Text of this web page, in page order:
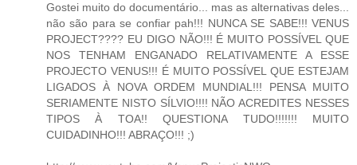
Gostei muito do documentário... mas as alternativas deles...
não são para se confiar pah!!! NUNCA SE SABE!!! VENUS
PROJECT???? EU DIGO NÃO!!! É MUITO POSSÍVEL QUE
NOS TENHAM ENGANADO RELATIVAMENTE A ESSE
PROJECTO VENUS!!! É MUITO POSSÍVEL QUE ESTEJAM
LIGADOS À NOVA ORDEM MUNDIAL!!! PENSA MUITO
SERIAMENTE NISTO SÍLVIO!!!! NÃO ACREDITES NESSES
TIPOS À TOA!! QUESTIONA TUDO!!!!!!! MUITO
CUIDADINHO!!! ABRAÇO!!! ;)